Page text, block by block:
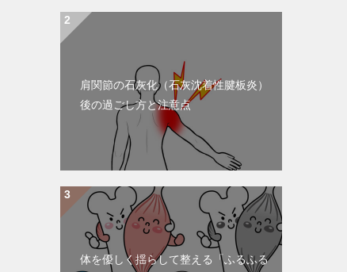
肩関節の石灰化（石灰沈着性腱板炎）
後の過ごし方と注意点
体を優しく揺らして整える「ふるふる